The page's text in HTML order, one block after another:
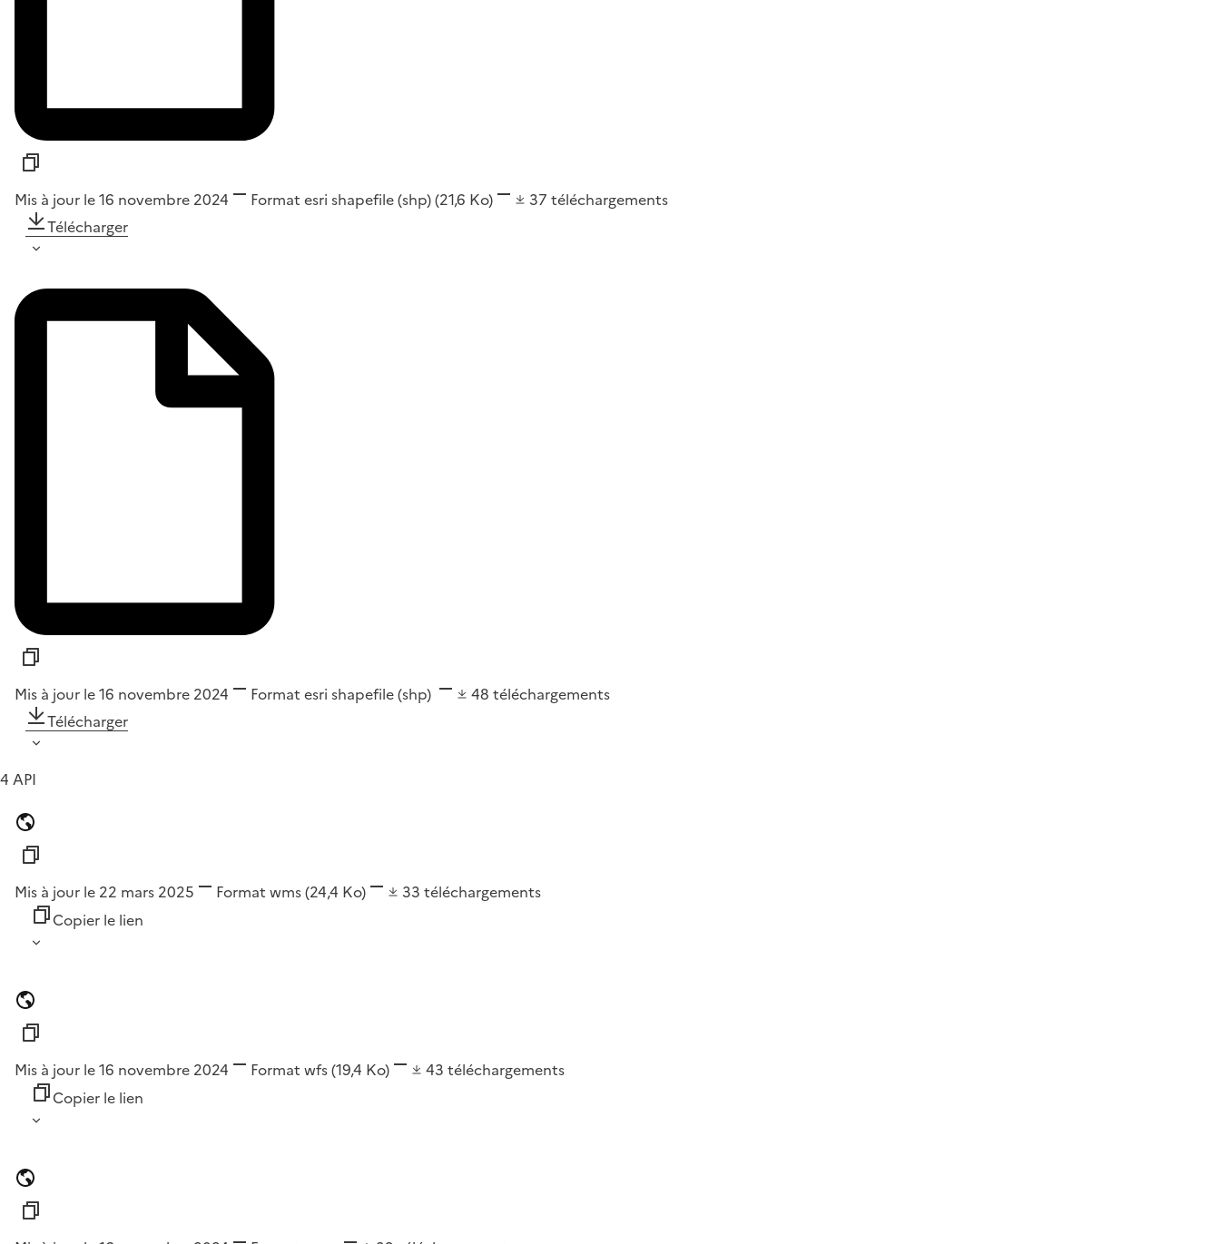
Mis à jour le 16 novembre 2024 Format esri shapefile (shp)(21,6 Ko) 37 téléchargements
Télécharger
Mis à jour le 16 novembre 2024 Format esri shapefile (shp) 48 téléchargements
Télécharger
4 API
Mis à jour le 22 mars 2025 Format wms(24,4 Ko) 33 téléchargements
Copier le lien
Mis à jour le 16 novembre 2024 Format wfs(19,4 Ko) 43 téléchargements
Copier le lien